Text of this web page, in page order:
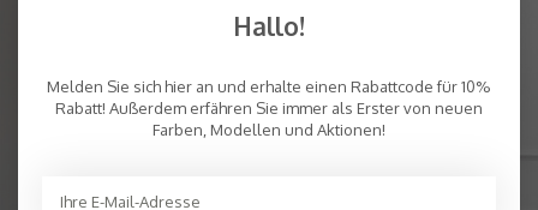
Hallo!
Melden Sie sich hier an und erhalte einen Rabattcode für 10%
Rabatt! Außerdem erfähren Sie immer als Erster von neuen
Farben, Modellen und Aktionen!